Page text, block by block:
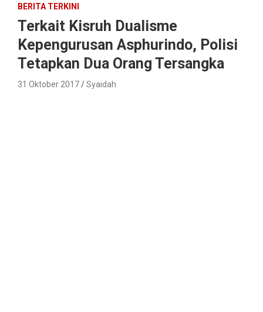
BERITA TERKINI
Terkait Kisruh Dualisme
Kepengurusan Asphurindo, Polisi
Tetapkan Dua Orang Tersangka
31 Oktober 2017 Syaidah